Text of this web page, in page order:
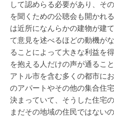
して認めらる必要があり、そ
を聞くための公聴会も開かれ
は近所になんらかの建物が建
て意見を述べるほどの動機が
ることによって大きな利益を
を抱える人だけの声が通るこ
アトル市を含む多くの都市に
のアパートやその他の集合住
決まっていて、そうした住宅
まだその地域の住民ではない